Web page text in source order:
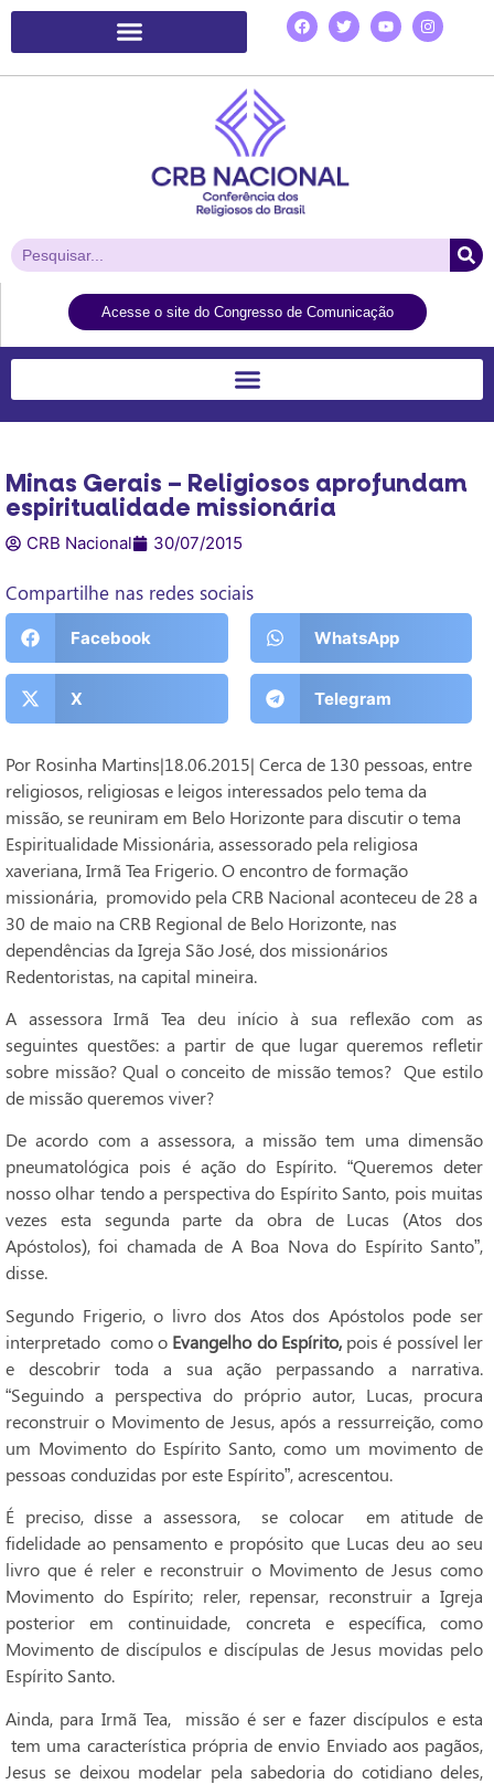
Acesse o site do Congresso de Comunicação
Minas Gerais – Religiosos aprofundam
espiritualidade missionária
CRB Nacional 30/07/2015
Compartilhe nas redes sociais
Facebook WhatsApp
X Telegram
Por Rosinha Martins|18.06.2015| Cerca de 130 pessoas, entre
religiosos, religiosas e leigos interessados pelo tema da
missão, se reuniram em Belo Horizonte para discutir o tema
Espiritualidade Missionária, assessorado pela religiosa
xaveriana, Irmã Tea Frigerio. O encontro de formação
missionária, promovido pela CRB Nacional aconteceu de 28 a
30 de maio na CRB Regional de Belo Horizonte, nas
dependências da Igreja São José, dos missionários
Redentoristas, na capital mineira.
A assessora Irmã Tea deu início à sua reflexão com as
seguintes questões: a partir de que lugar queremos refletir
sobre missão? Qual o conceito de missão temos? Que estilo
de missão queremos viver?
De acordo com a assessora, a missão tem uma dimensão
pneumatológica pois é ação do Espírito. “Queremos deter
nosso olhar tendo a perspectiva do Espírito Santo, pois muitas
vezes esta segunda parte da obra de Lucas (Atos dos
Apóstolos), foi chamada de A Boa Nova do Espírito Santo”,
disse.
Segundo Frigerio, o livro dos Atos dos Apóstolos pode ser
interpretado como o Evangelho do Espírito, pois é possível ler
e descobrir toda a sua ação perpassando a narrativa.
“Seguindo a perspectiva do próprio autor, Lucas, procura
reconstruir o Movimento de Jesus, após a ressurreição, como
um Movimento do Espírito Santo, como um movimento de
pessoas conduzidas por este Espírito”, acrescentou.
É preciso, disse a assessora, se colocar em atitude de
fidelidade ao pensamento e propósito que Lucas deu ao seu
livro que é reler e reconstruir o Movimento de Jesus como
Movimento do Espírito; reler, repensar, reconstruir a Igreja
posterior em continuidade, concreta e específica, como
Movimento de discípulos e discípulas de Jesus movidas pelo
Espírito Santo.
Ainda, para Irmã Tea, missão é ser e fazer discípulos e esta
tem uma característica própria de envio Enviado aos pagãos,
Jesus se deixou modelar pela sabedoria do cotidiano deles,